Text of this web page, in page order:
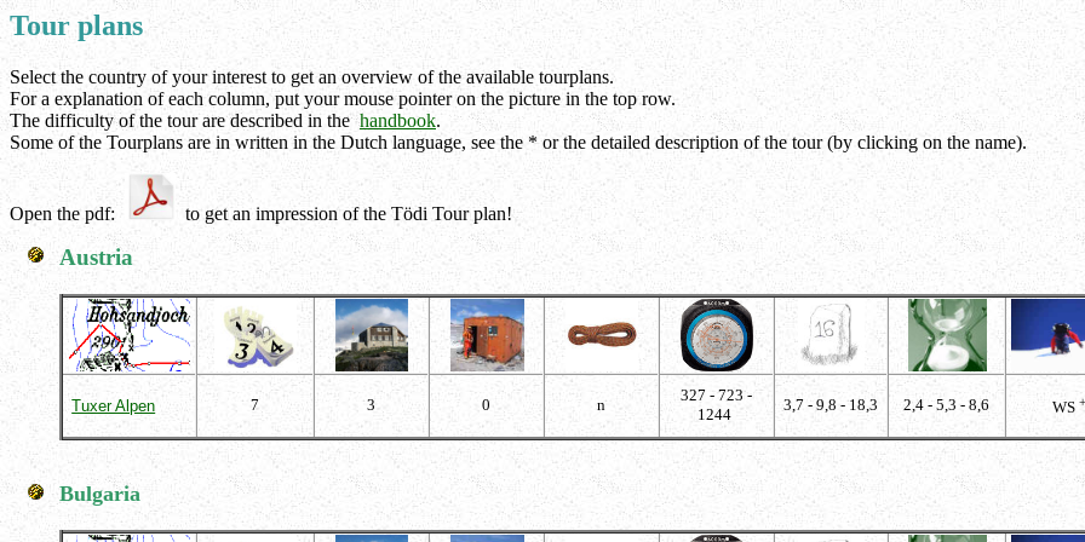
Tour plans
Select the country of your interest to get an overview of the available tourplans.
For a explanation of each column, put your mouse pointer on the picture in the top row.
The difficulty of the tour are described in the handbook.
Some of the Tourplans are in written in the Dutch language, see the * or the detailed description of the tour (by clicking on the name).
Open the pdf: to get an impression of the Tödi Tour plan!
Austria
Tuxer Alpen 7 3 0 n
327 - 723 -
1244
3,7 - 9,8 - 18,3 2,4 - 5,3 - 8,6 WS +
Bulgaria